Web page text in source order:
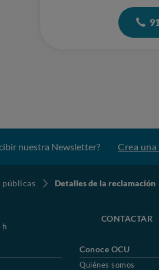
nuestra Newsletter? Crea una
públicas Detalles de la reclamación
h
CONTACTAR
Conoce OCU
Quiénes somos